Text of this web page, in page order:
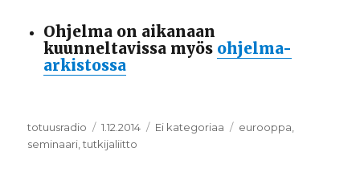
Ohjelma on aikanaan
kuunneltavissa myös ohjelma-
arkistossa
Kirjoittaja
totuusradio Julkaistu
1.12.2014 Kategoriat
Ei kategoriaa Avainsanat
eurooppa
seminaari ,tutkijaliitto